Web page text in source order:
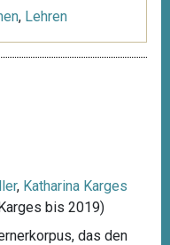
, Lehren
, Katharina Karges
bis 2019)
das den